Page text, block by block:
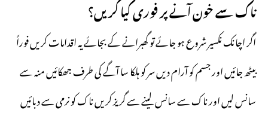
ناک سے خون آنے پر فوری کیا کریں؟
اگر اچانک نکسیر شروع ہو جائے تو گھبرانے کے بجائے یہ اقدامات کریں فوراً
بیٹھ جائیں اور جسم کو آرام دیں سر کو ہلکا سا آگے کی طرف جھکائیں منہ سے
سانس لیں اور ناک سے سانس لینے سے گریز کریں ناک کو نرمی سے دبائیں